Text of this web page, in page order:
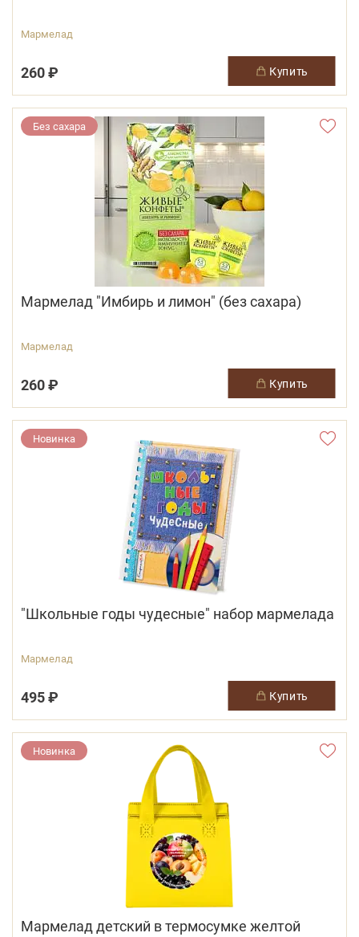
Мармелад
260 ₽ купить
Без сахара
Мармелад "Имбирь и лимон" (без сахара)
Мармелад
260 ₽ купить
Новинка
"Школьные годы чудесные" набор мармелада
Мармелад
495 ₽ купить
Новинка
Мармелад детский в термосумке желтой